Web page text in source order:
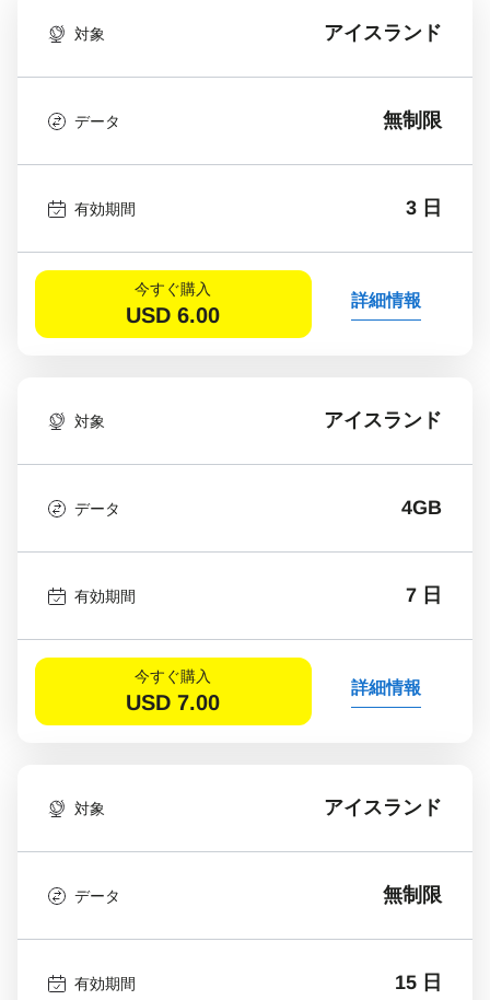
対象 アイスランド
データ 無制限
有効期間 3 日
今すぐ購入
USD 6.00
詳細情報
対象 アイスランド
データ 4GB
有効期間 7 日
今すぐ購入
USD 7.00
詳細情報
対象 アイスランド
データ 無制限
有効期間 15 日